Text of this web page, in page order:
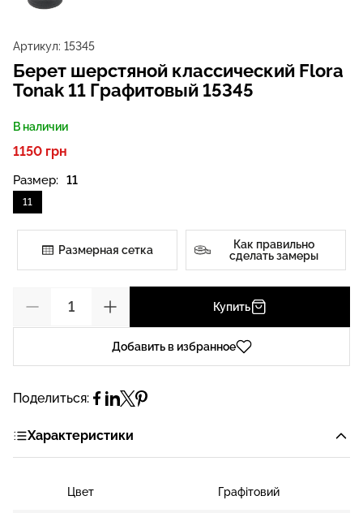
Артикул: 15345
Берет шерстяной классический Flora
Tonak 11 Графитовый 15345
В наличии
1150 грн
Размер: 11
11
Размерная сетка
Как правильно
сделать замеры
Купить
Добавить в избранное
Поделиться:
Характеристики
Цвет Графітовий